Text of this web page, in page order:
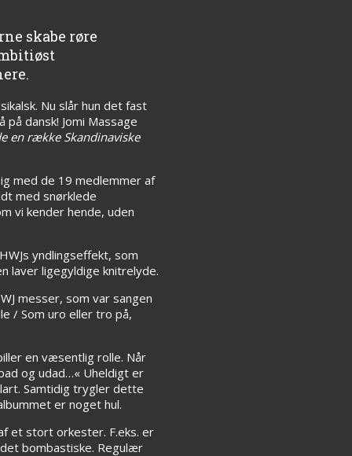
skabe røre
Nu slår hun det fast
dansk! Jomi Massage
en række Skandinaviske
med de 19 medlemmer af
med snørklede
vi kender hende, uden
yndlingseffekt, som
laver ligegyldige knitrelyde.
messer, som var sangen
/ Som uro eller tro på,
en væsentlig rolle. Når
og udad…« Uheldigt er
Samtidig trygler dette
er noget hul.
et stort orkester. F.eks. er
bombastiske. Regulær